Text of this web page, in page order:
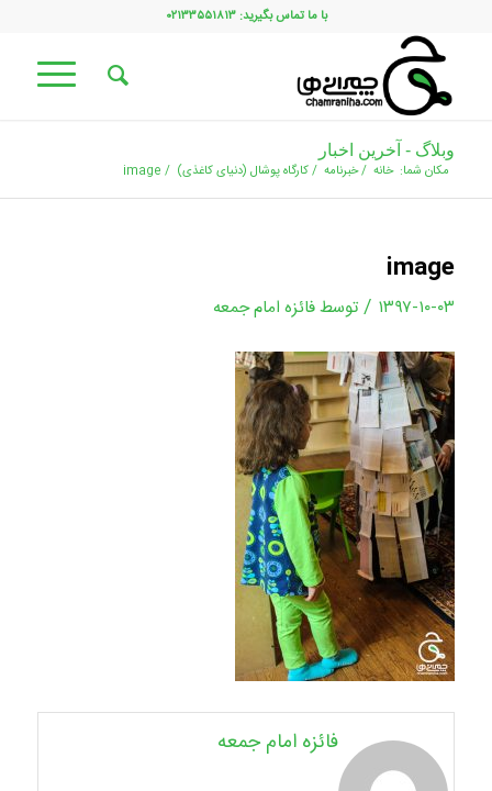
با ما تماس بگیرید: ۰۲۱۳۳۵۵۱۸۱۳
وبلاگ - آخرین اخبار
مکان شما: خانه /خبرنامه /كارگاه پوشال (دنیای کاغذی) /
image
image
۱۳۹۷-۱۰-۰۳ / توسطفائزه امام جمعه
فائزه امام جمعه